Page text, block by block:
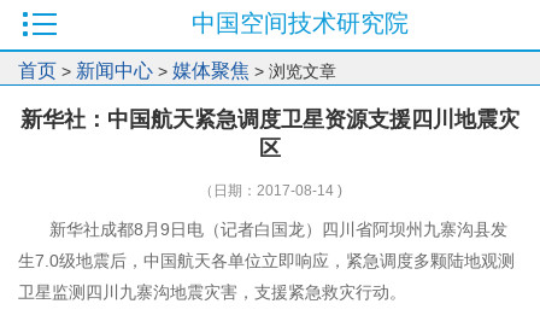
中国空间技术研究院
首页 > 新闻中心 > 媒体聚焦 > 浏览文章
新华社：中国航天紧急调度卫星资源支援四川地震灾
区
（日期：2017-08-14 )
新华社成都8月9日电（记者白国龙）四川省阿坝州九寨沟县发
生7.0级地震后，中国航天各单位立即响应，紧急调度多颗陆地观测
卫星监测四川九寨沟地震灾害，支援紧急救灾行动。